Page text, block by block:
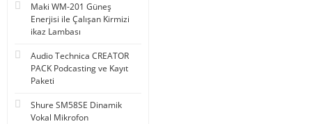
Maki WM-201 Güneş
Enerjisi ile Çalışan Kirmizi
ikaz Lambası
Audio Technica CREATOR
PACK Podcasting ve Kayıt
Paketi
Shure SM58SE Dinamik
Vokal Mikrofon